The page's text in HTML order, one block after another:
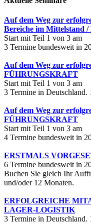
Auf dem Weg zur
Bereiche im Mittelstand
Start mit Teil 1 von 3 am
3 Termine bundesweit in
Auf dem Weg zur
FÜHRUNGSKRAFT
Start mit Teil 1 von 3 am
3 Termine in Deutschland.
Auf dem Weg zur
FÜHRUNGSKRAFT
Start mit Teil 1 von 3 am
4 Termine bundesweit in
ERSTMALS
6 Termine bundesweit in
Buchen Sie gleich Ihr
und/oder 12 Monaten.
ERFOLGREICHE
LAGER-LOGISTIK
3 Termine in Deutschland.